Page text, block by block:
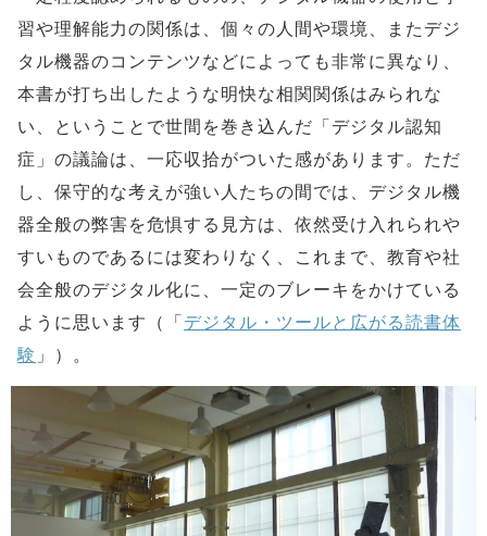
習や理解能力の関係は、個々の人間や環境、またデジ
タル機器のコンテンツなどによっても非常に異なり、
本書が打ち出したような明快な相関関係はみられな
い、ということで世間を巻き込んだ「デジタル認知
症」の議論は、一応収拾がついた感があります。ただ
し、保守的な考えが強い人たちの間では、デジタル機
器全般の弊害を危惧する見方は、依然受け入れられや
すいものであるには変わりなく、これまで、教育や社
会全般のデジタル化に、一定のブレーキをかけている
ように思います（「 デジタル・ツールと広がる読書体
験 」）。